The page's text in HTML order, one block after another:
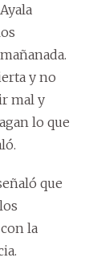
y no
mal y
lo que
que
la